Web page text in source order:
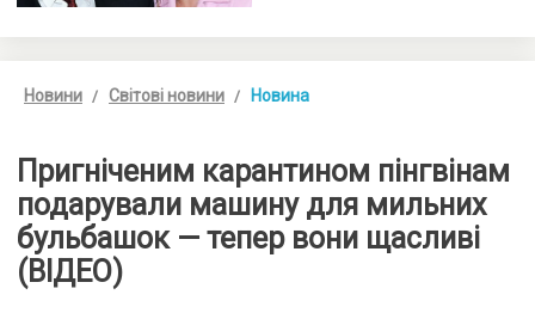
Новини Світові новини Новина
Пригніченим карантином пінгвінам
подарували машину для мильних
бульбашок — тепер вони щасливі
(ВІДЕО)